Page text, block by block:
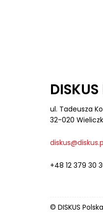
ul. Tadeusza
32-020
+48 12 379 30
© DISKUS